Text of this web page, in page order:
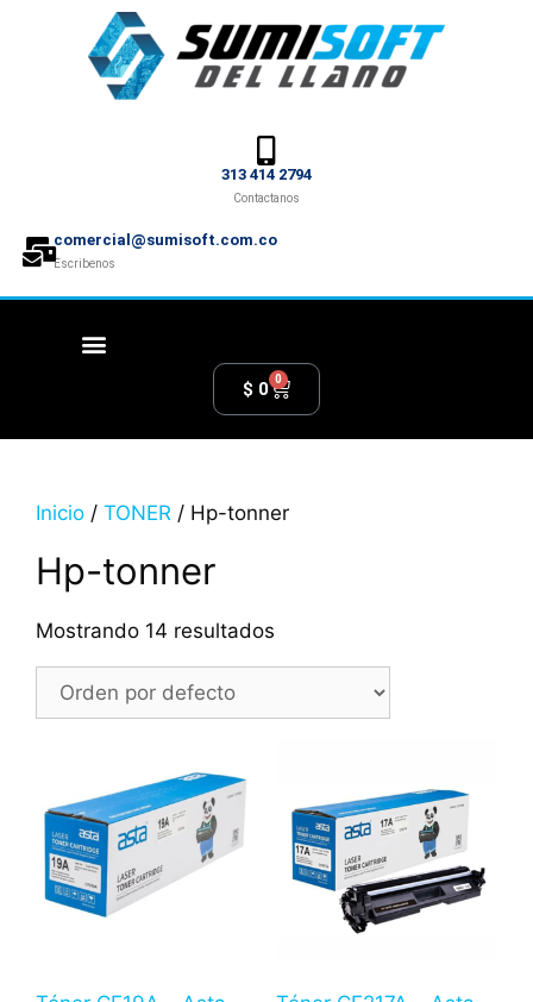
313 414 2794
Contactanos
comercial@sumisoft.com.co
Escribenos
$ 0 0
Inicio / TONER / Hp-tonner
Hp-tonner
Mostrando 14 resultados